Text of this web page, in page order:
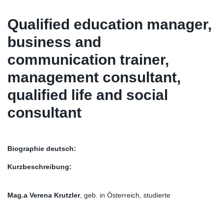
Qualified education manager,
business and
communication trainer,
management consultant,
qualified life and social
consultant
Biographie deutsch:
Kurzbeschreibung:
Mag.a Verena Krutzler, geb. in Österreich, studierte